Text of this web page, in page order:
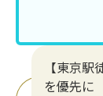
【東京
を優先に